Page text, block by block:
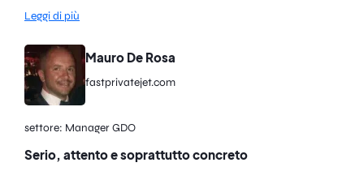
Leggi di più
Mauro De Rosa
fastprivatejet.com
settore: Manager GDO
Serio, attento e soprattutto concreto